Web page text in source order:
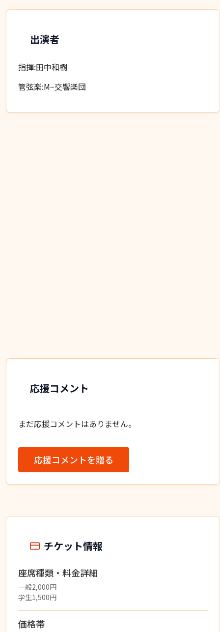
出演者
指揮:田中和樹
管弦楽:M−交響楽団
応援コメント
まだ応援コメントはありません。
応援コメントを贈る
チケット情報
座席種類・料金詳細
一般2,000円
学生1,500円
価格帯